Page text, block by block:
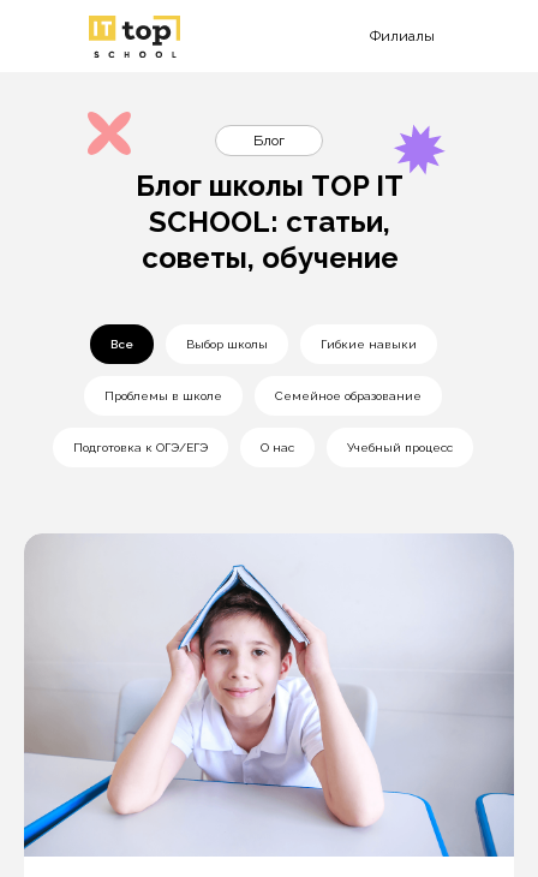
Филиалы
Блог школы TOP IT
SCHOOL: статьи,
советы, обучение
Блог
Все Выбор школы Гибкие навыки
Проблемы в школе Семейное образование
Подготовка к ОГЭ/ЕГЭ О нас Учебный процесс